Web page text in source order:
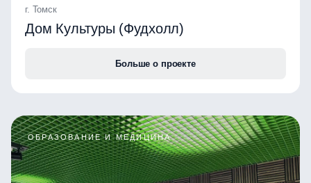
г. Томск
Дом Культуры (Фудхолл)
Больше о проекте
ОБРАЗОВАНИЕ И МЕДИЦИНА